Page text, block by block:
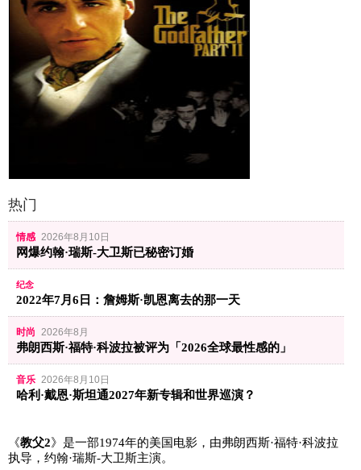
热门
情感 2026年8月10日
网爆约翰·瑞斯-大卫斯已秘密订婚
纪念
2022年7月6日：詹姆斯·凯恩离去的那一天
时尚 2026年8月
弗朗西斯·福特·科波拉被评为「2026全球最性感的」
音乐 2026年8月10日
哈利·戴恩·斯坦通2027年新专辑和世界巡演？
《教父2》是一部1974年的美国电影，由弗朗西斯·福特·科波拉
执导，约翰·瑞斯-大卫斯主演。